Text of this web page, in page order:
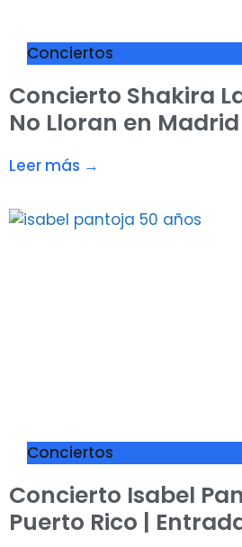
Conciertos
Concierto Shakira
No Lloran en
Leer más →
Conciertos
Concierto Isabel
Puerto Rico |